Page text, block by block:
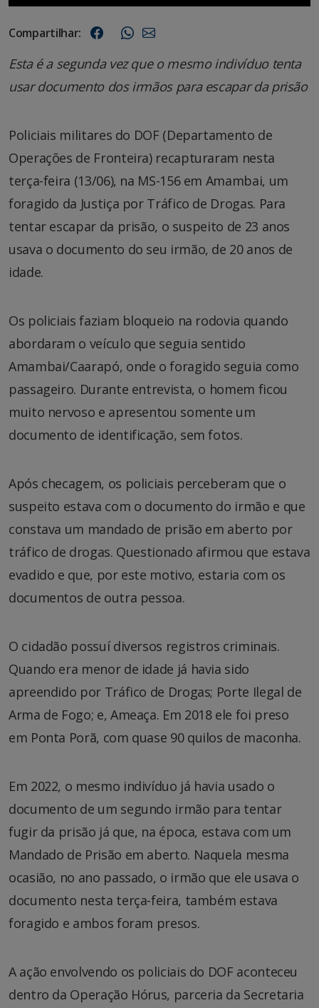
Compartilhar:
Esta é a segunda vez que o mesmo indivíduo tenta
usar documento dos irmãos para escapar da prisão
Policiais militares do DOF (Departamento de
Operações de Fronteira) recapturaram nesta
terça-feira (13/06), na MS-156 em Amambai, um
foragido da Justiça por Tráfico de Drogas. Para
tentar escapar da prisão, o suspeito de 23 anos
usava o documento do seu irmão, de 20 anos de
idade.
Os policiais faziam bloqueio na rodovia quando
abordaram o veículo que seguia sentido
Amambai/Caarapó, onde o foragido seguia como
passageiro. Durante entrevista, o homem ficou
muito nervoso e apresentou somente um
documento de identificação, sem fotos.
Após checagem, os policiais perceberam que o
suspeito estava com o documento do irmão e que
constava um mandado de prisão em aberto por
tráfico de drogas. Questionado afirmou que estava
evadido e que, por este motivo, estaria com os
documentos de outra pessoa.
O cidadão possuí diversos registros criminais.
Quando era menor de idade já havia sido
apreendido por Tráfico de Drogas; Porte Ilegal de
Arma de Fogo; e, Ameaça. Em 2018 ele foi preso
em Ponta Porã, com quase 90 quilos de maconha.
Em 2022, o mesmo indivíduo já havia usado o
documento de um segundo irmão para tentar
fugir da prisão já que, na época, estava com um
Mandado de Prisão em aberto. Naquela mesma
ocasião, no ano passado, o irmão que ele usava o
documento nesta terça-feira, também estava
foragido e ambos foram presos.
A ação envolvendo os policiais do DOF aconteceu
dentro da Operação Hórus, parceria da Secretaria